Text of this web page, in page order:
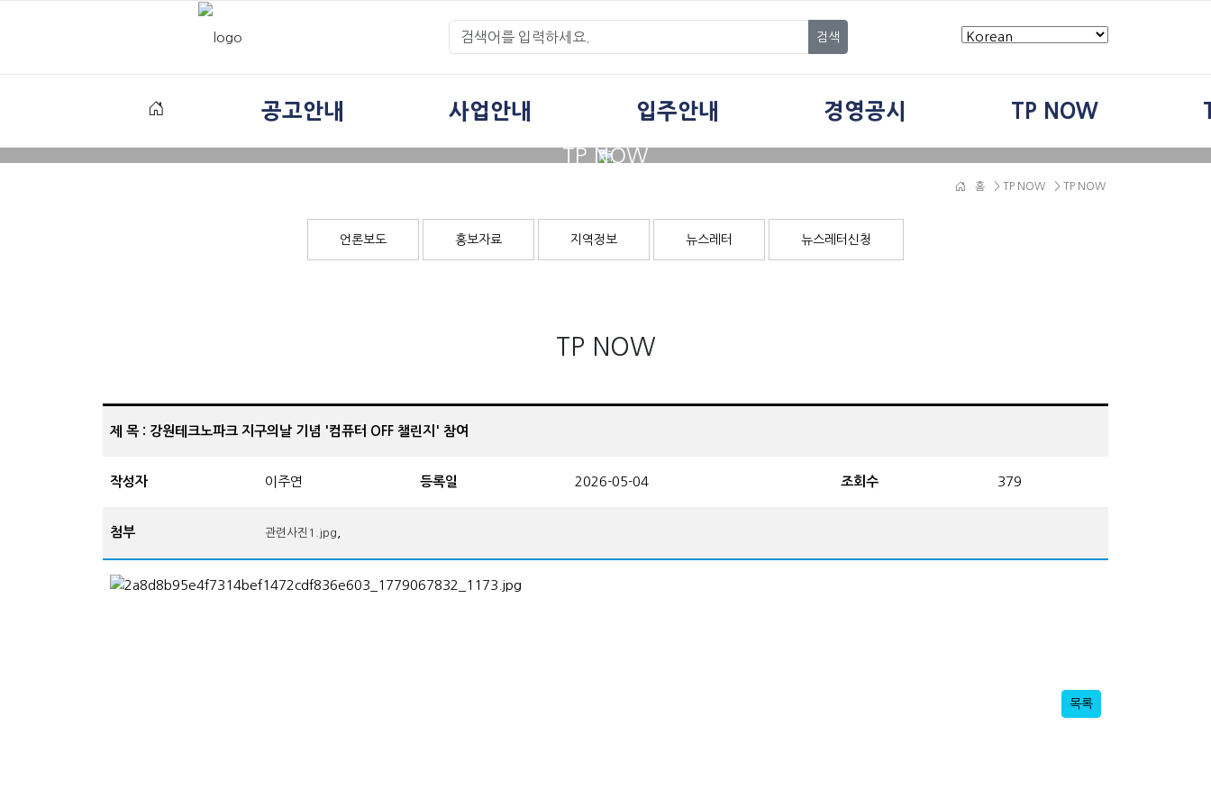
검색
공고안내 사업안내 입주안내 경영공시 TP NOW
TP NOW
> TP NOW
> TP NOW
홈
언론보도 홍보자료 지역정보 뉴스레터 뉴스레터신청
TP NOW
제 목 : 강원테크노파크 지구의날 기념 '컴퓨터 OFF 챌린지' 참여
작성자 이주연 등록일 2026-05-04 조회수 379
첨부 관련사진1.jpg
목록